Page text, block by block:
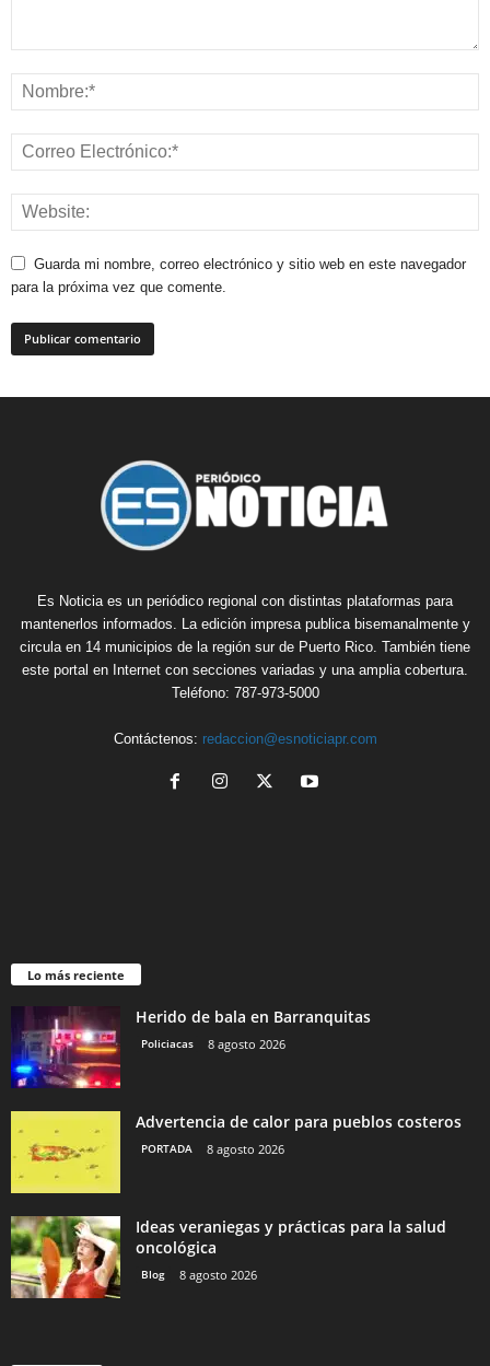
Guarda mi nombre, correo electrónico y sitio web en este navegador
para la próxima vez que comente.
Es Noticia es un periódico regional con distintas plataformas para
mantenerlos informados. La edición impresa publica bisemanalmente y
circula en 14 municipios de la región sur de Puerto Rico. También tiene
este portal en Internet con secciones variadas y una amplia cobertura.
Teléfono: 787-973-5000
Contáctenos: redaccion@esnoticiapr.com
Lo más reciente
Herido de bala en Barranquitas
Policiacas 8 agosto 2026
Advertencia de calor para pueblos costeros
PORTADA 8 agosto 2026
Ideas veraniegas y prácticas para la salud
oncológica
Blog 8 agosto 2026